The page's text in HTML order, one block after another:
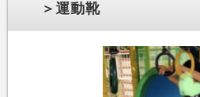
＞運動靴